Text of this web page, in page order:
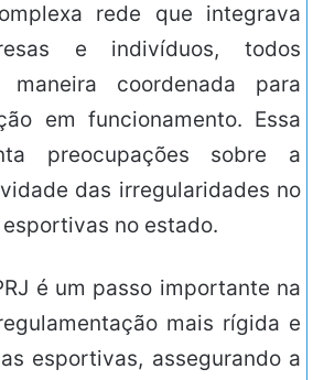
rede que integrava
e indivíduos, todos
coordenada para
em funcionamento. Essa
preocupações sobre a
das irregularidades no
no estado.
é um passo importante na
mais rígida e
esportivas, assegurando a